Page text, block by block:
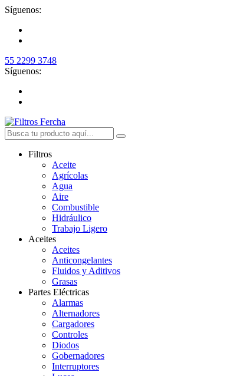
Síguenos:
55 2299 3748
Síguenos:
Filtros
Aceite
Agrícolas
Agua
Aire
Combustible
Hidráulico
Trabajo Ligero
Aceites
Aceites
Anticongelantes
Fluidos y Aditivos
Grasas
Partes Eléctricas
Alarmas
Alternadores
Cargadores
Controles
Diodos
Gobernadores
Interruptores